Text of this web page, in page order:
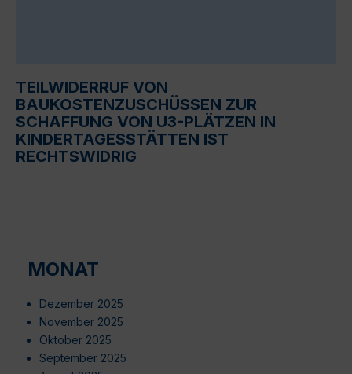
TEILWIDERRUF VON
BAUKOSTENZUSCHÜSSEN ZUR
SCHAFFUNG VON U3-PLÄTZEN IN
KINDERTAGESSTÄTTEN IST
RECHTSWIDRIG
MONAT
Dezember 2025
November 2025
Oktober 2025
September 2025